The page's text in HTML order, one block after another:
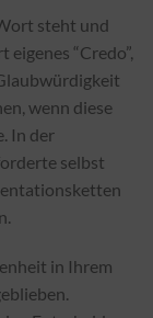
steht und
“Credo”,
wenn diese
In der
selbst
in Ihrem